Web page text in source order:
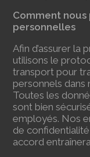
Comment
personnelles
Afin d’assurer
utilisons le
transport pour
personnels dans
Toutes les
sont bien
employés. Nos
de
accord